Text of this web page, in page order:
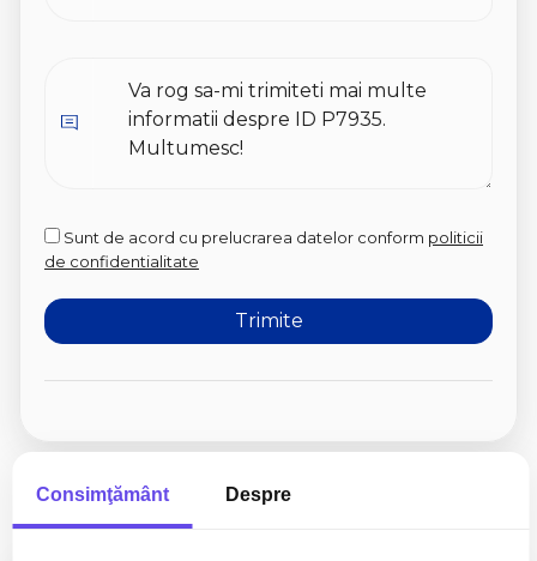
Sunt de acord cu prelucrarea datelor conform politicii
de confidentialitate
Proprietati similare
Consimţământ Despre